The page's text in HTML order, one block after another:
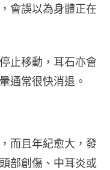
會誤以為身體正在
止移動，耳石亦會
通常很快消退。
而且年紀愈大，發
部創傷、中耳炎或